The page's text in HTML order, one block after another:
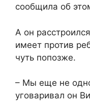
сообщила об
А он
имеет против
чуть попозже.
– Мы еще не
уговаривал он